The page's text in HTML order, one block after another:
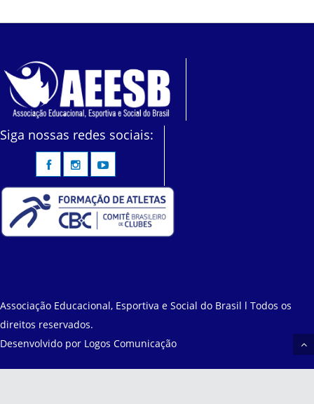
Siga nossas redes sociais:
Associação Educacional, Esportiva e Social do Brasil l Todos os
direitos reservados.
Desenvolvido por Logos Comunicação